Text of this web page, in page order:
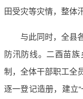
田受灾等灾情，整体
与此同时，全县
防汛防线。二酉苗
制，全体干部职工全
逐一登记造册，建立